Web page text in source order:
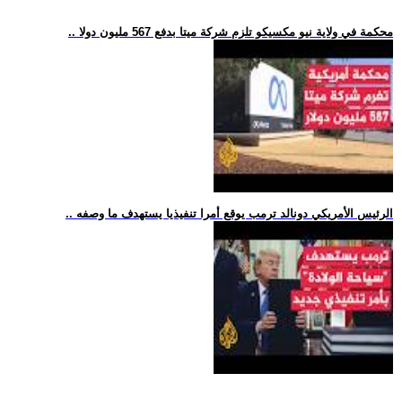
.. محكمة في ولاية نيو مكسيكو تلزم شركة ميتا بدفع 567 مليون دولا
.. الرئيس الأمريكي دونالد ترمب يوقع أمرا تنفيذيا يستهدف ما وصفه